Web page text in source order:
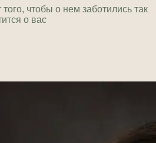
чтобы о нем заботились так
о вас